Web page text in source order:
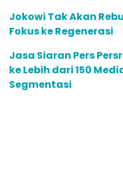
Jokowi Tak Akan
Fokus ke Regenerasi
Jasa Siaran Pers
ke Lebih dari 150
Segmentasi